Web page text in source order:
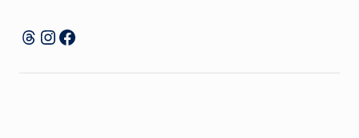
Threads
Instagram
Facebook